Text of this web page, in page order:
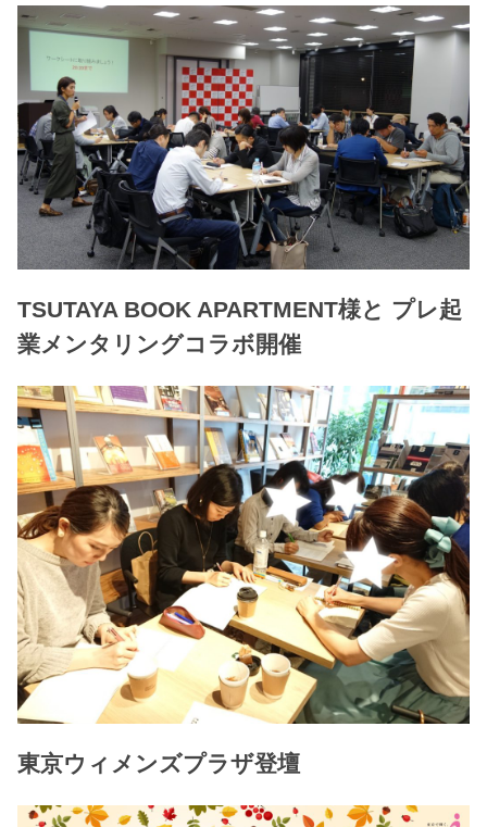
TSUTAYA BOOK APARTMENT様と プレ起
業メンタリングコラボ開催
東京ウィメンズプラザ登壇